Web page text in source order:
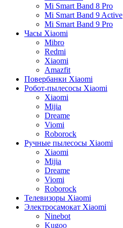
Mi Smart Band 8 Pro
Mi Smart Band 9 Active
Mi Smart Band 9 Pro
Часы Xiaomi
Mibro
Redmi
Xiaomi
Amazfit
Повербанки Xiaomi
Робот-пылесосы Xiaomi
Xiaomi
Mijia
Dreame
Viomi
Roborock
Ручные пылесосы Xiaomi
Xiaomi
Mijia
Dreame
Viomi
Roborock
Телевизоры Xiaomi
Электросамокат Xiaomi
Ninebot
Kugoo